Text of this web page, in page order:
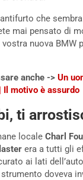
che
mai pensato di
nuova BMW
anche -> Un
Il motivo è assurdo
ti
locale Charl
era a tutti gli
ai lati
doveva